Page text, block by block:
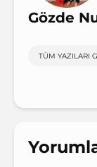
Gözde
TÜM YAZILARI